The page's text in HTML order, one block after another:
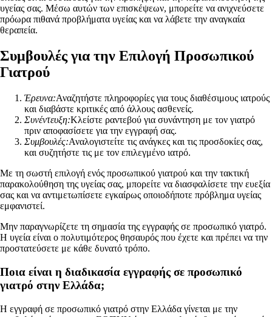
υγείας σας. Μέσω αυτών των επισκέψεων, μπορείτε να ανιχνεύσετε
πρόωρα πιθανά προβλήματα υγείας και να λάβετε την αναγκαία
θεραπεία.
Συμβουλές για την Επιλογή Προσωπικού
Γιατρού
Έρευνα:Αναζητήστε πληροφορίες για τους διαθέσιμους ιατρούς
και διαβάστε κριτικές από άλλους ασθενείς.
Συνέντευξη:Κλείστε ραντεβού για συνάντηση με τον γιατρό
πριν αποφασίσετε για την εγγραφή σας.
Συμβουλές:Αναλογιστείτε τις ανάγκες και τις προσδοκίες σας,
και συζητήστε τις με τον επιλεγμένο ιατρό.
Με τη σωστή επιλογή ενός προσωπικού γιατρού και την τακτική
παρακολούθηση της υγείας σας, μπορείτε να διασφαλίσετε την ευεξία
σας και να αντιμετωπίσετε εγκαίρως οποιοδήποτε πρόβλημα υγείας
εμφανιστεί.
Μην παραγνωρίζετε τη σημασία της εγγραφής σε προσωπικό γιατρό.
Η υγεία είναι ο πολυτιμότερος θησαυρός που έχετε και πρέπει να την
προστατεύσετε με κάθε δυνατό τρόπο.
Ποια είναι η διαδικασία εγγραφής σε προσωπικό
γιατρό στην Ελλάδα;
Η εγγραφή σε προσωπικό γιατρό στην Ελλάδα γίνεται με την